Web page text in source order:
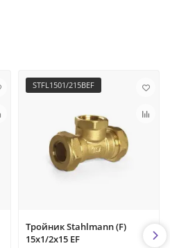
STFL1501/215BEF
Тройник Stahlmann (F)
15х1/2х15 EF